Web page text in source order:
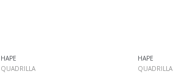
HAPE
QUADRILLA
HAPE
QUADRILLA